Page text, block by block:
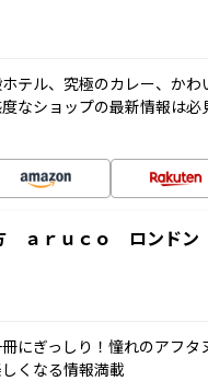
テル、究極のカレー、か
なショップの最新情報は
ａｒｕｃｏ ロンドン
にぎっしり！憧れのアフ
くなる情報満載